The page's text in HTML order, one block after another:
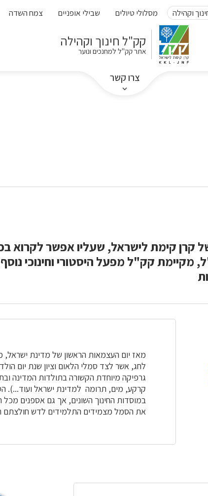
וקהילה מסלולי טיולים שבילי אופניים צמח השדה
קק"ל חינוך וקהילה
אתר קק"ל למחנכים ונוער
צרו קשר
קרן קימת לישראל, שעליו אפשר לקרוא
, מקיימת קק"ל מפעל היסטורי וחינוכי
מאז יום העצמאות הראשון של מדינת
לחג, אשר לצד סמלי הלאום וציון שנת יום
גרפיקה מיוחדת הקשורה בתולדות המדינה
קרקע, מים, תרומה למדינת ישראל ועוד...).
במוסדות החינוך השונים, אך גם אספנים מכל
את הסמל מצמידים התלמידים לדש חולצתם